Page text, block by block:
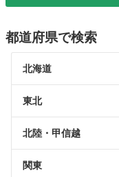
都道府県で検索
北海道
東北
北陸・甲信越
関東